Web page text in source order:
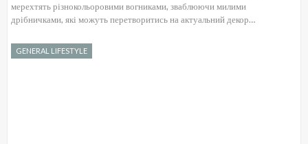
мерехтять різнокольоровими вогниками, зваблюючи милими
дрібничками, які можуть перетворитись на актуальний декор…
GENERAL LIFESTYLE